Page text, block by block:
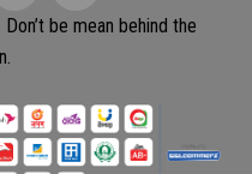
be mean behind the